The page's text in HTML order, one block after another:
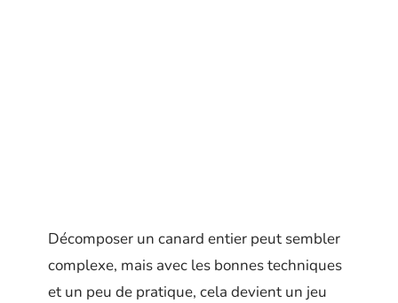
Décomposer un canard entier peut sembler
complexe, mais avec les bonnes techniques
et un peu de pratique, cela devient un jeu